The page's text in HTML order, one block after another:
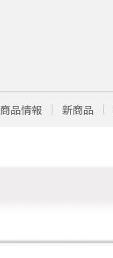
商品情報 新商品